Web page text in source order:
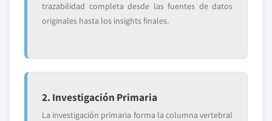
trazabilidad completa desde las fuentes de datos
originales hasta los insights finales.
2. Investigación Primaria
La investigación primaria forma la columna vertebral